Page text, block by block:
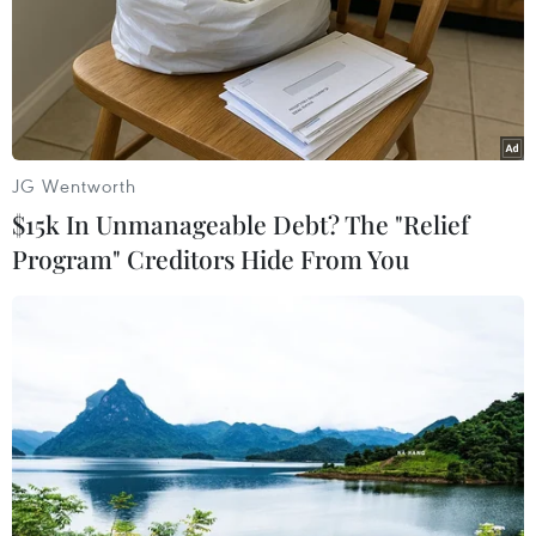
07/08/2026 14:52
Kinh tế Mỹ bất ngờ mất 23.000 việc
làm trong tháng 7
07/08/2026 13:57
07/08/2026 06:29
Meta bồi thường gần 600 triệu USD
vì gây tổn hại sức khỏe tâm thần trẻ
JG Wentworth
$15k In Unmanageable Debt? The "Relief
Program" Creditors Hide From You